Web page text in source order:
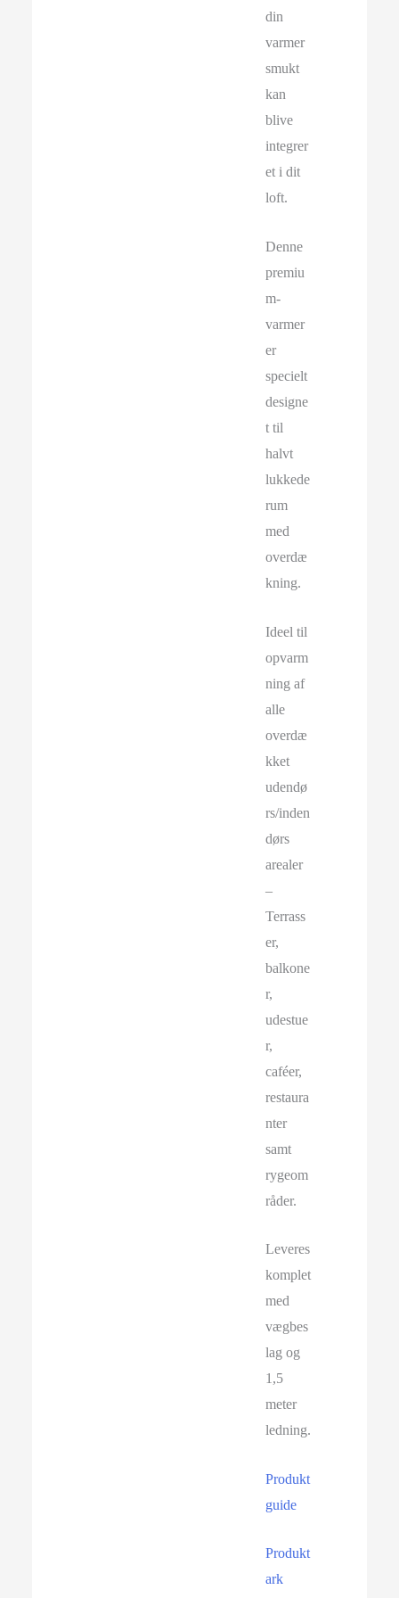
din
varmer
smukt
kan
blive
integrer
et i dit
loft.
Denne
premiu
m-
varmer
er
specielt
designe
t til
halvt
lukkede
rum
med
overdæ
kning.
Ideel til
opvarm
ning af
alle
overdæ
kket
udendø
rs/inden
dørs
arealer
–
Terrass
er,
balkone
r,
udestue
r,
caféer,
restaura
nter
samt
rygeom
råder.
Leveres
komplet
med
vægbes
lag og
1,5
meter
ledning.
Produkt
guide
Produkt
ark